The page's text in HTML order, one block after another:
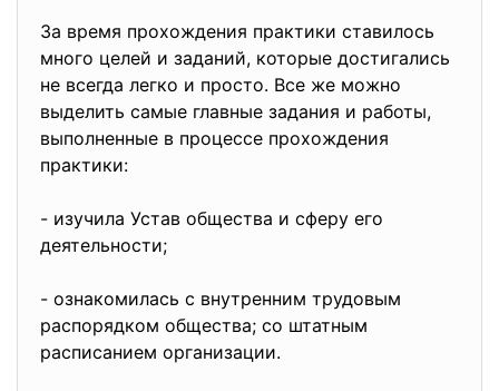
За время прохождения практики ставилось
много целей и заданий, которые достигались
не всегда легко и просто. Все же можно
выделить самые главные задания и работы,
выполненные в процессе прохождения
практики:
- изучила Устав общества и сферу его
деятельности;
- ознакомилась с внутренним трудовым
распорядком общества; со штатным
расписанием организации.